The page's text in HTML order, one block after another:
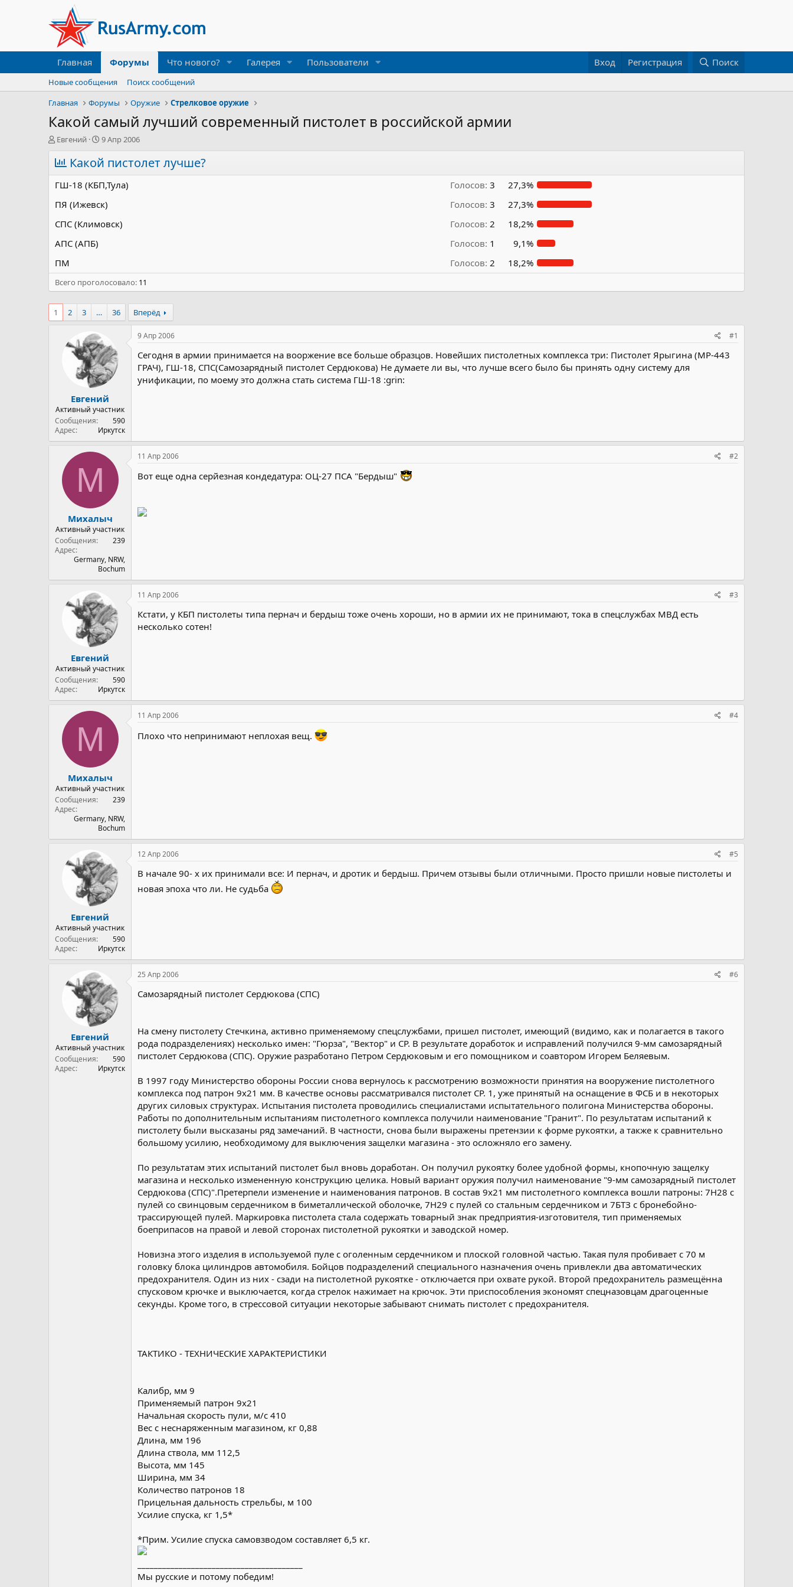
Главная Форумы Что нового? Галерея Пользователи Вход Регистрация Поиск
Новые сообщения
Поиск сообщений
Главная
Форумы Оружие Стрелковое оружие
Какой самый лучший современный пистолет в российской армии
А
в
т
о
р
т
е
ы
Евгений
Д
а
т
а
н
а
ч
л
9 Апр 2006
Какой пистолет лучше?
ГШ-18 (КБП,Тула) Голосов: 3
27,3%
ПЯ (Ижевск)
Голосов: 3
27,3%
СПС (Климовск)
Голосов: 2
18,2%
АПС (АПБ)
Голосов: 1
9,1%
ПМ
Голосов: 2 18,2%
Всего проголосовало 11
1 2 3 … 36 Вперёд
Евгений
Активный участник
Сообщения
590
Адрес
Иркутск
9 Апр 2006 #1
Сегодня в армии принимается на вооржение все больше образцов. Новейших пистолетных комплекса три: Пистолет Ярыгина (МР-443
ГРАЧ), ГШ-18, СПС(Самозарядный пистолет Сердюкова) Не думаете ли вы, что лучше всего было бы принять одну систему для
унификации, по моему это должна стать система ГШ-18 :grin:
М
Михалыч
Активный участник
Сообщения
239
Адрес
Germany, NRW,
Bochum
11 Апр 2006 #2
Вот еще одна серйезная кондедатура: ОЦ-27 ПСА "Бердыш"
Евгений
Активный участник
Сообщения
590
Адрес
Иркутск
11 Апр 2006 #3
Кстати, у КБП пистолеты типа пернач и бердыш тоже очень хороши, но в армии их не принимают, тока в спецслужбах МВД есть
несколько сотен!
М
Михалыч
Активный участник
Сообщения
239
Адрес
Germany, NRW,
Bochum
11 Апр 2006 #4
Плохо что непринимают неплохая вещ.
Евгений
Активный участник
Сообщения
590
Адрес
Иркутск
12 Апр 2006 #5
В начале 90- х их принимали все: И пернач, и дротик и бердыш. Причем отзывы были отличными. Просто пришли новые пистолеты и
новая эпоха что ли. Не судьба
Евгений
Активный участник
Сообщения
590
Адрес
Иркутск
25 Апр 2006 #6
Самозарядный пистолет Сердюкова (СПС)
На смену пистолету Стечкина, активно применяемому спецслужбами, пришел пистолет, имеющий (видимо, как и полагается в такого
рода подразделениях) несколько имен: "Гюрза", "Вектор" и СР. В результате доработок и исправлений получился 9-мм самозарядный
пистолет Сердюкова (СПС). Оружие разработано Петром Сердюковым и его помощником и соавтором Игорем Беляевым.
В 1997 году Министерство обороны России снова вернулось к рассмотрению возможности принятия на вооружение пистолетного
комплекса под патрон 9x21 мм. В качестве основы рассматривался пистолет СР. 1, уже принятый на оснащение в ФСБ и в некоторых
других силовых структурах. Испытания пистолета проводились специалистами испытательного полигона Министерства обороны.
Работы по дополнительным испытаниям пистолетного комплекса получили наименование "Гранит". По результатам испытаний к
пистолету были высказаны ряд замечаний. В частности, снова были выражены претензии к форме рукоятки, а также к сравнительно
большому усилию, необходимому для выключения защелки магазина - это осложняло его замену.
По результатам этих испытаний пистолет был вновь доработан. Он получил рукоятку более удобной формы, кнопочную защелку
магазина и несколько измененную конструкцию целика. Новый вариант оружия получил наименование "9-мм самозарядный пистолет
Сердюкова (СПС)".Претерпели изменение и наименования патронов. В состав 9x21 мм пистолетного комплекса вошли патроны: 7Н28 с
пулей со свинцовым сердечником в биметаллической оболочке, 7Н29 с пулей со стальным сердечником и 7БТЗ с бронебойно-
трассирующей пулей. Маркировка пистолета стала содержать товарный знак предприятия-изготовителя, тип применяемых
боеприпасов на правой и левой сторонах пистолетной рукоятки и заводской номер.
Новизна этого изделия в используемой пуле с оголенным сердечником и плоской головной частью. Такая пуля пробивает с 70 м
головку блока цилиндров автомобиля. Бойцов подразделений специального назначения очень привлекли два автоматических
предохранителя. Один из них - сзади на пистолетной рукоятке - отключается при охвате рукой. Второй предохранитель размещённа
спусковом крючке и выключается, когда стрелок нажимает на крючок. Эти приспособления экономят спецназовцам драгоценные
секунды. Кроме того, в стрессовой ситуации некоторые забывают снимать пистолет с предохранителя.
ТАКТИКО - ТЕХНИЧЕСКИЕ ХАРАКТЕРИСТИКИ
Калибр, мм 9
Применяемый патрон 9х21
Начальная скорость пули, м/с 410
Вес с неснаряженным магазином, кг 0,88
Длина, мм 196
Длина ствола, мм 112,5
Высота, мм 145
Ширина, мм 34
Количество патронов 18
Прицельная дальность стрельбы, м 100
Усилие спуска, кг 1,5*
*Прим. Усилие спуска самовзводом составляет 6,5 кг.
Мы русские и потому победим!